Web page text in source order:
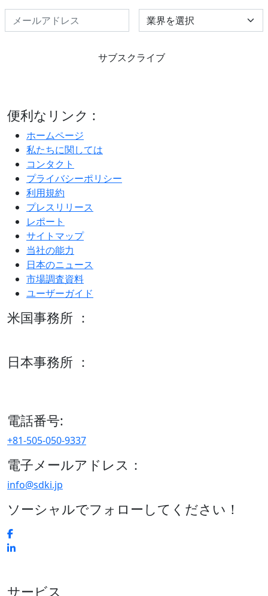
Select Industry
サブスクライブ
便利なリンク :
ホームページ
私たちに関しては
コンタクト
プライバシーポリシー
利用規約
プレスリリース
レポート
サイトマップ
当社の能力
日本のニュース
市場調査資料
ユーザーガイド
米国事務所 ：
日本事務所 ：
電話番号:
+81-505-050-9337
電子メールアドレス：
info@sdki.jp
ソーシャルでフォローしてください！
サービス